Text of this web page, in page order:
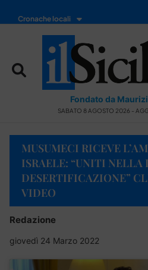
Cronache locali
Fondato da
SABATO 8 AGOSTO 2026 -
MUSUMECI RICEVE
ISRAELE: “UNITI NELLA
DESERTIFICAZIONE”
VIDEO
Redazione
giovedì 24 Marzo 2022